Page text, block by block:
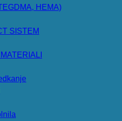
HEMA)
SISTEM